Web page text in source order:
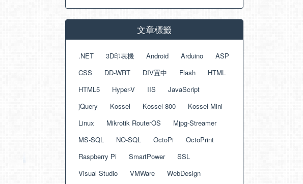
文章標籤
.NET 3D印表機 Android Arduino
ASP
CSS
DD-WRT DIV置中 Flash
HTML
HTML5
Hyper-V IIS
JavaScript
jQuery
Kossel Kossel 800
Kossel Mini
Linux
Mikrotik RouterOS
Mjpg-Streamer
MS-SQL
NO-SQL OctoPi
OctoPrint
Raspberry Pi
SmartPower
SSL
Visual Studio
VMWare WebDesign